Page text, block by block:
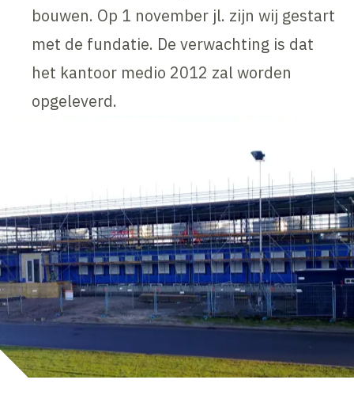
bouwen. Op 1 november jl. zijn wij gestart
met de fundatie. De verwachting is dat
het kantoor medio 2012 zal worden
opgeleverd.